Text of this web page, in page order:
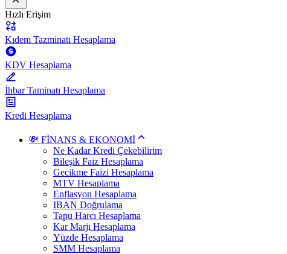
Hızlı Erişim
Kıdem Tazminatı Hesaplama
KDV Hesaplama
İhbar Taminatı Hesaplama
Kredi Hesaplama
💸 FİNANS & EKONOMİ
Ne Kadar Kredi Çekebilirim
Bileşik Faiz Hesaplama
Gecikme Faizi Hesaplama
MTV Hesaplama
Enflasyon Hesaplama
IBAN Doğrulama
Tapu Harcı Hesaplama
Kar Marjı Hesaplama
Yüzde Hesaplama
SMM Hesaplama